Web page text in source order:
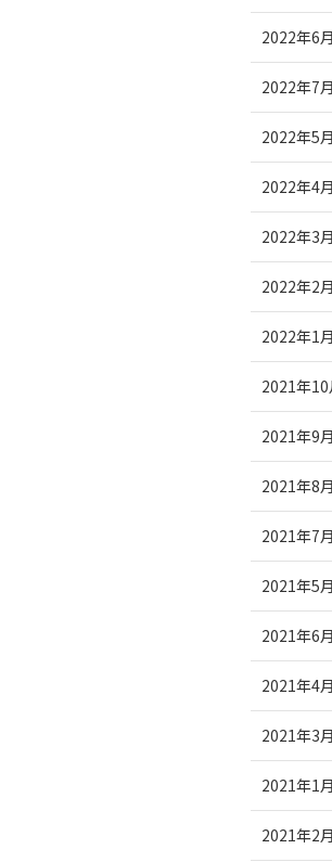
2022年6
2022年7
2022年5
2022年4
2022年3
2022年2
2022年1
2021年
2021年9
2021年8
2021年7
2021年5
2021年6
2021年4
2021年3
2021年1
2021年2